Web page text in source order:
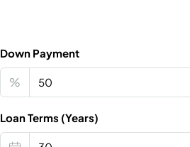
Down Payment
%
Loan Terms (Years)